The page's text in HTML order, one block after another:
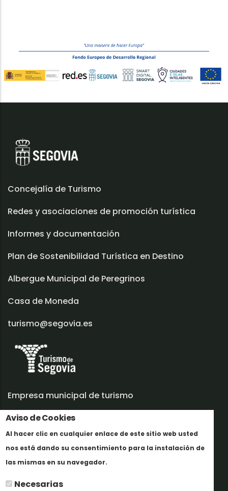
Aviso de Cookies
Al hacer clic en cualquier enlace de este sitio web usted
nos está dando su consentimiento para la instalación de
las mismas en su navegador.
Necesarias
Concejalía de Turismo
Redes y asociaciones de promoción turística
Informes y documentación
Plan de Sostenibilidad Turística en Destino
Albergue Municipal de Peregrinos
Casa de Moneda
turismo@segovia.es
Empresa municipal de turismo
Trabaja con nosotros
Informes y documentación
Perfil del contratante
Oficinas de Turismo